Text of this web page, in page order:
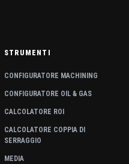
STRUMENTI
CONFIGURATORE MACHINING
CONFIGURATORE OIL & GAS
CALCOLATORE ROI
CALCOLATORE COPPIA DI
SERRAGGIO
MEDIA